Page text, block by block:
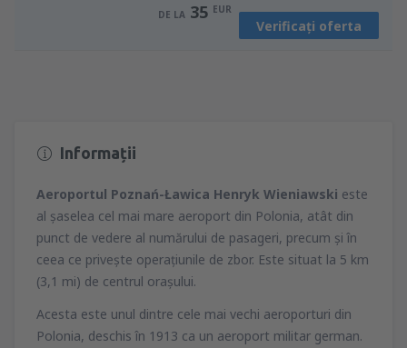
DE LA 35 EUR
Verificați oferta
Informații
Aeroportul Poznań-Ławica Henryk Wieniawski este
al şaselea cel mai mare aeroport din Polonia, atât din
punct de vedere al numărului de pasageri, precum şi în
ceea ce priveşte operaţiunile de zbor. Este situat la 5 km
(3,1 mi) de centrul oraşului.
Acesta este unul dintre cele mai vechi aeroporturi din
Polonia, deschis în 1913 ca un aeroport militar german.